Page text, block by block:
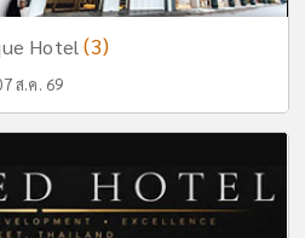
Hotel(3)
ส.ค. 69